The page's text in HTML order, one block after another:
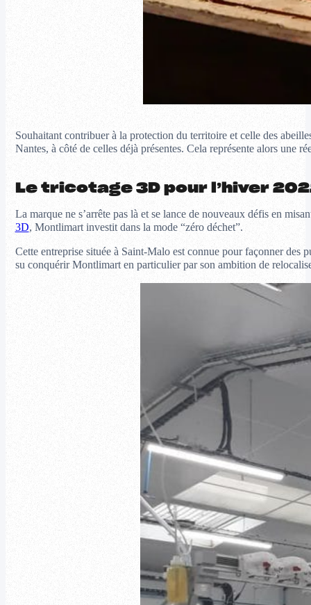
Souhaitant contribuer à la protection du territoire et celle des
Nantes, à côté de celles déjà présentes. Cela représente alors une
Le tricotage 3D pour l’hiver
La marque ne s’arrête pas là et se lance de nouveaux défis en
3D, Montlimart investit dans la mode “zéro déchet”.
Cette entreprise située à Saint-Malo est connue pour façonner des
su conquérir Montlimart en particulier par son ambition de